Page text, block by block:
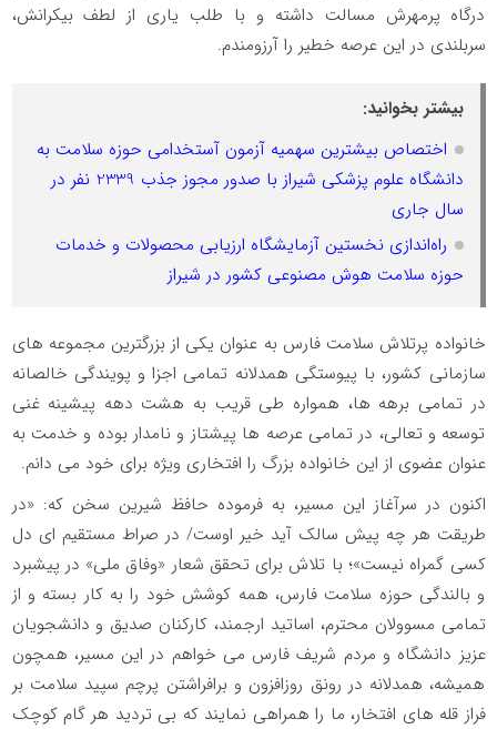
درگاه پرمهرش مسالت داشته و با طلب یاری از لطف بیکرانش،
سربلندی در این عرصه خطیر را آرزومندم.
بیشتر بخوانید:
اختصاص بیشترین سهمیه آزمون آستخدامی حوزه سلامت به
دانشگاه علوم پزشکی شیراز با صدور مجوز جذب 2339 نفر در
سال جاری
راه‌اندازی نخستین آزمایشگاه ارزیابی محصولات و خدمات
حوزه سلامت هوش مصنوعی کشور در شیراز
خانواده پرتلاش سلامت فارس به عنوان یکی از بزرگترین مجموعه های
سازمانی کشور، با پیوستگی همدلانه تمامی اجزا و پویندگی خالصانه
در تمامی برهه ها، همواره طی قریب به هشت دهه پیشینه غنی
توسعه و تعالی، در تمامی عرصه ها پیشتاز و نامدار بوده و خدمت به
عنوان عضوی از این خانواده بزرگ را افتخاری ویژه برای خود می دانم.
اکنون در سرآغاز این مسیر، به فرموده حافظ شیرین سخن که: «در
طریقت هر چه پیش سالک آید خیر اوست/ در صراط مستقیم ای دل
کسی گمراه نیست»؛ با تلاش برای تحقق شعار «وفاق ملی» در پیشبرد
و بالندگی حوزه سلامت فارس، همه کوشش خود را به کار بسته و از
تمامی مسوولان محترم، اساتید ارجمند، کارکنان صدیق و دانشجویان
عزیز دانشگاه و مردم شریف فارس می خواهم در این مسیر، همچون
همیشه، همدلانه در رونق روزافزون و برافراشتن پرچم سپید سلامت بر
فراز قله های افتخار، ما را همراهی نمایند که بی تردید هر گام کوچک